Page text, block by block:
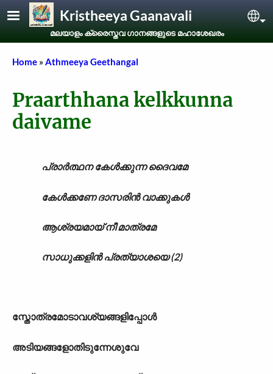
Skip to main contentKristheeya Gaanavali
മലയാളം ക്രൈസ്തവ ഗാനങ്ങളുടെ മഹാശേഖരം
Breadcrumb
Home Athmeeya Geethangal
Praarthhana kelkkunna
daivame
പ്രാർത്ഥന കേൾക്കുന്ന ദൈവമേ
കേൾക്കണേ ദാസരിൻ വാക്കുകൾ
ആശ്രയമായ് നീ മാത്രമേ
സാധുക്കളിൻ പ്രത്യാശയെ (2)
സ്തോത്രമോടാവശ്യങ്ങളിപ്പോൾ
അടിയങ്ങളോതിടുന്നേശുവേ